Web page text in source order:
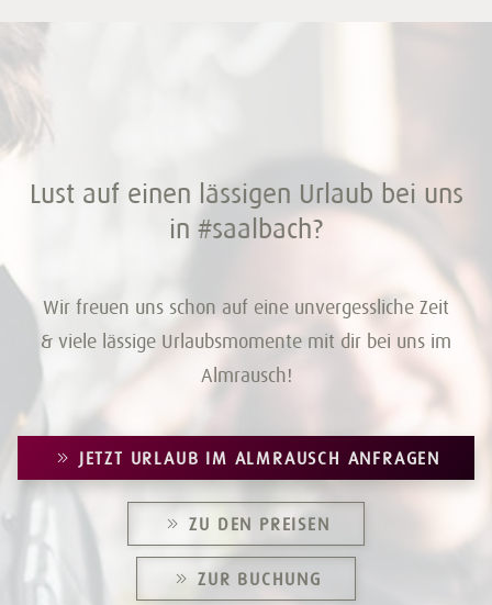
Lust auf einen lässigen Urlaub bei uns
in #saalbach?
Wir freuen uns schon auf eine unvergessliche Zeit
& viele lässige Urlaubsmomente mit dir bei uns im
Almrausch!
JETZT URLAUB IM ALMRAUSCH ANFRAGEN
ZU DEN PREISEN
ZUR BUCHUNG